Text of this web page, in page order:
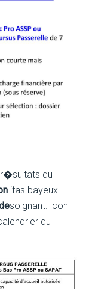
du
ifas bayeux
soignant. icon
du